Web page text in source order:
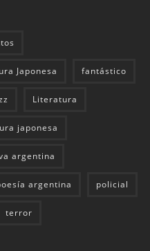
Japonesa fantástico
Literatura
japonesa
argentina
argentina policial
terror